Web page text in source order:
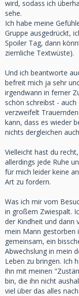
wird, sodass ich
sehe.
Ich habe meine
Gruppe ausgedrückt,
Spoiler Tag, dann
ziemliche Textwüste).
Und ich beantworte
befreit mich ja sehr
irgendwann in ferner
schön schreibst -
verzweifelt
kann, dass es wieder
nichts dergleichen
Vielleicht hast du
allerdings jede Ruhe
für mich leider keine
Art zu fordern.
Was ich mir vom
in großem Zwiespalt.
der Kindheit und dann
mein Mann gestorben
gemeinsam, ein
Abwechslung in mein
Leben zu bringen. Ich
ihn mit meinen
bin, die ihn nicht
viel über das alles